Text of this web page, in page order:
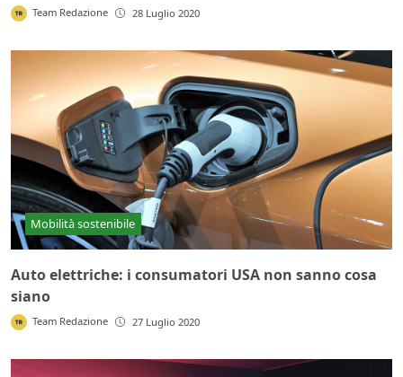
Team Redazione 28 Luglio 2020
Mobilità sostenibile
Auto elettriche: i consumatori USA non sanno cosa
siano
Team Redazione 27 Luglio 2020